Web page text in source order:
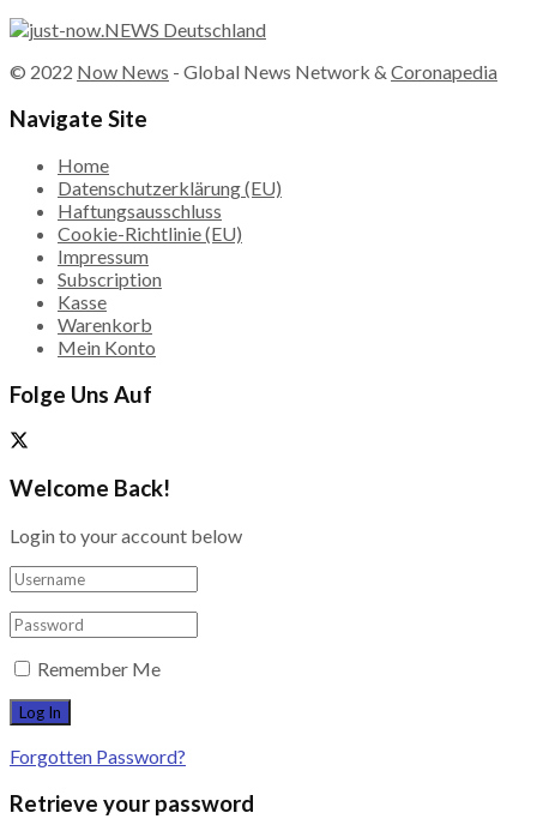
© 2022 Now News - Global News Network & Coronapedia
Navigate Site
Home
Datenschutzerklärung (EU)
Haftungsausschluss
Cookie-Richtlinie (EU)
Impressum
Subscription
Kasse
Warenkorb
Mein Konto
Folge Uns Auf
Welcome Back!
Login to your account below
Remember Me
Forgotten Password?
Retrieve your password